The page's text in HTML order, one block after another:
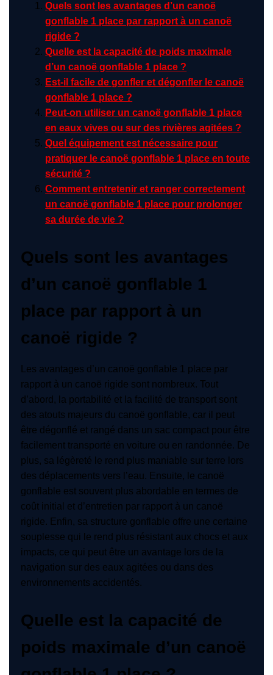
Quels sont les avantages d’un canoë
gonflable 1 place par rapport à un canoë
rigide ?
Quelle est la capacité de poids maximale
d’un canoë gonflable 1 place ?
Est-il facile de gonfler et dégonfler le canoë
gonflable 1 place ?
Peut-on utiliser un canoë gonflable 1 place
en eaux vives ou sur des rivières agitées ?
Quel équipement est nécessaire pour
pratiquer le canoë gonflable 1 place en toute
sécurité ?
Comment entretenir et ranger correctement
un canoë gonflable 1 place pour prolonger
sa durée de vie ?
Quels sont les avantages
d’un canoë gonflable 1
place par rapport à un
canoë rigide ?
Les avantages d’un canoë gonflable 1 place par
rapport à un canoë rigide sont nombreux. Tout
d’abord, la portabilité et la facilité de transport sont
des atouts majeurs du canoë gonflable, car il peut
être dégonflé et rangé dans un sac compact pour être
facilement transporté en voiture ou en randonnée. De
plus, sa légèreté le rend plus maniable sur terre lors
des déplacements vers l’eau. Ensuite, le canoë
gonflable est souvent plus abordable en termes de
coût initial et d’entretien par rapport à un canoë
rigide. Enfin, sa structure gonflable offre une certaine
souplesse qui le rend plus résistant aux chocs et aux
impacts, ce qui peut être un avantage lors de la
navigation sur des eaux agitées ou dans des
environnements accidentés.
Quelle est la capacité de
poids maximale d’un canoë